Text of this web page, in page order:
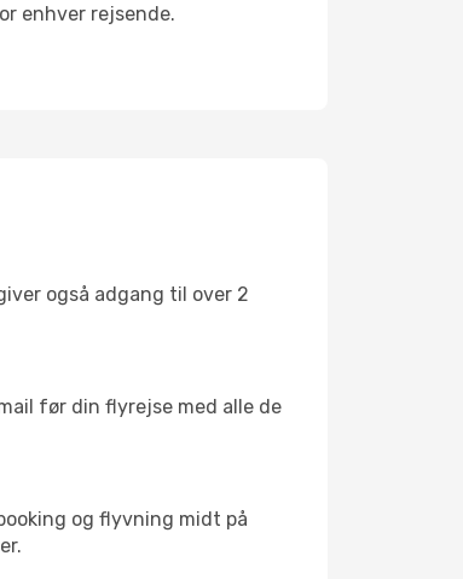
enhver rejsende.
også adgang til over 2
før din flyrejse med alle de
og flyvning midt på